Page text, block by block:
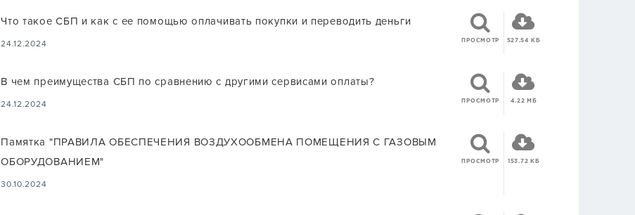
Что такое CБП и как с ее помощью оплачивать покупки и переводить деньги
24.12.2024 ПРОСМОТР 527.54 КБ
В чем преимущества СБП по сравнению с другими сервисами оплаты?
24.12.2024 ПРОСМОТР 4.22 МБ
Памятка "ПРАВИЛА ОБЕСПЕЧЕНИЯ ВОЗДУХООБМЕНА ПОМЕЩЕНИЯ С ГАЗОВЫМ
ОБОРУДОВАНИЕМ"
30.10.2024
ПРОСМОТР 153.72 КБ